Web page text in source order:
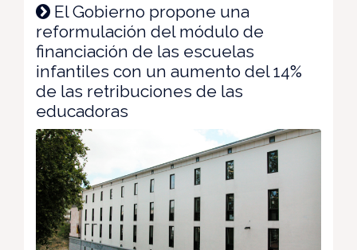
El Gobierno propone una
reformulación del módulo de
financiación de las escuelas
infantiles con un aumento del 14%
de las retribuciones de las
educadoras